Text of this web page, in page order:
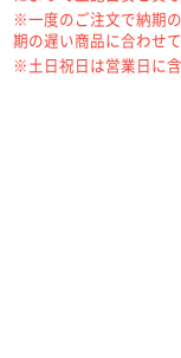
※一度のご注文で納期
期の遅い商品に合わせ
※土日祝日は営業日に含